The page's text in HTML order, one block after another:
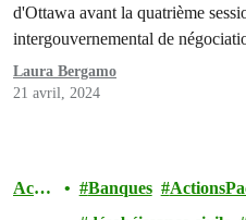
au long de son cycle
d'Ottawa avant la quatrième
intergouvernemental de
traité sur le plastique, marquant
traité mondial sur le plastique.
Laura Bergamo
21 avril, 2024
Actio
Banques